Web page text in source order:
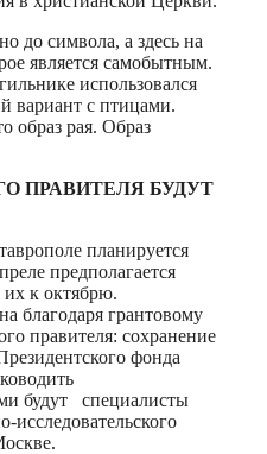
до символа, а здесь на
является самобытным.
использовался
вариант с птицами.
рая. Образ
ПРАВИТЕЛЯ БУДУТ
планируется
предполагается
их к октябрю.
благодаря грантовому
правителя: сохранение
фонда
будут специалисты
исследовательского